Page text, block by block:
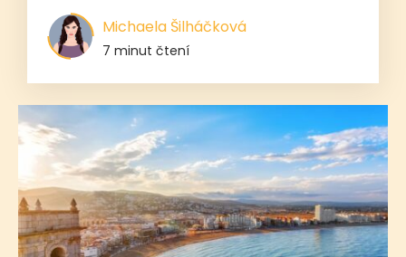
Michaela Šilháčková
7 minut čtení